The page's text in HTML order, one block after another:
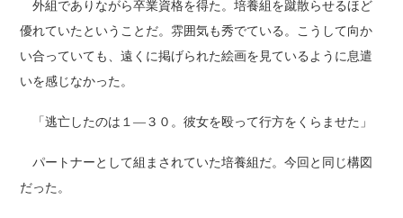
外組でありながら卒業資格を得た。培養組を蹴散らせるほど
優れていたということだ。雰囲気も秀でている。こうして向か
い合っていても、遠くに掲げられた絵画を見ているように息遣
いを感じなかった。
「逃亡したのは１―３０。彼女を殴って行方をくらませた」
パートナーとして組まされていた培養組だ。今回と同じ構図
だった。